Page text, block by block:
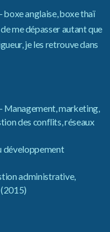
boxe anglaise, boxe thaï
me dépasser autant que
je les retrouve dans
Management, marketing,
des conflits, réseaux
développement
administrative,